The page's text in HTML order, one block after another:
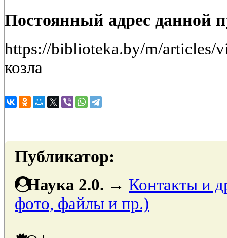
Постоянный адрес данной
https://biblioteka.by/m/articles/
козла
Публикатор:
Наука 2.0. → Контакты и
фото, файлы и пр.)